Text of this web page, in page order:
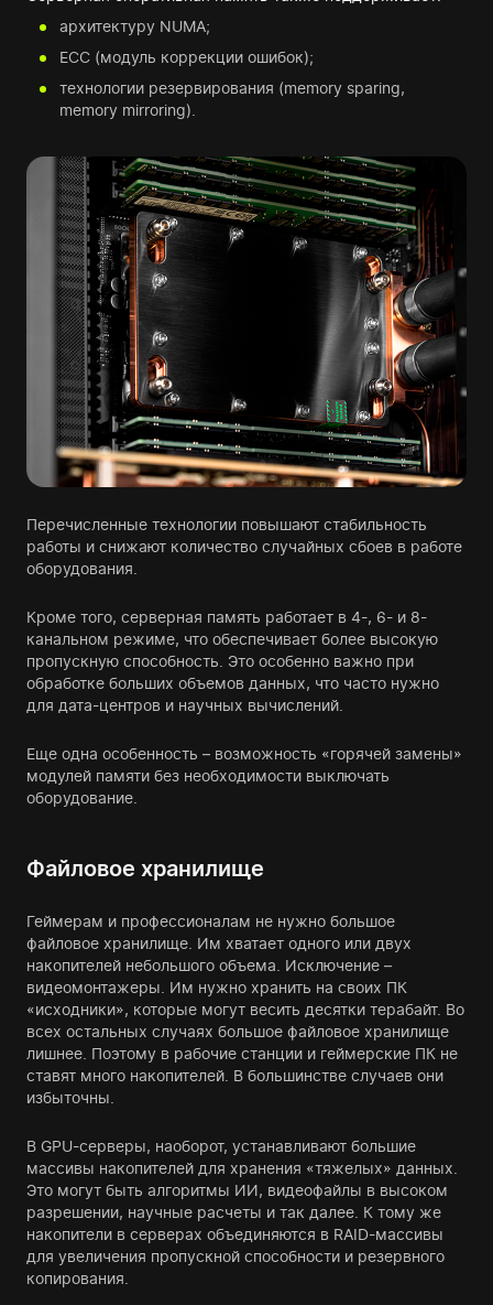
архитектуру NUMA;
ECC (модуль коррекции ошибок);
технологии резервирования (memory sparing,
memory mirroring).
Перечисленные технологии повышают стабильность
работы и снижают количество случайных сбоев в работе
оборудования.
Кроме того, серверная память работает в 4-, 6- и 8-
канальном режиме, что обеспечивает более высокую
пропускную способность. Это особенно важно при
обработке больших объемов данных, что часто нужно
для дата-центров и научных вычислений.
Еще одна особенность – возможность «горячей замены»
модулей памяти без необходимости выключать
оборудование.
Файловое хранилище
Геймерам и профессионалам не нужно большое
файловое хранилище. Им хватает одного или двух
накопителей небольшого объема. Исключение –
видеомонтажеры. Им нужно хранить на своих ПК
«исходники», которые могут весить десятки терабайт. Во
всех остальных случаях большое файловое хранилище
лишнее. Поэтому в рабочие станции и геймерские ПК не
ставят много накопителей. В большинстве случаев они
избыточны.
В GPU-серверы, наоборот, устанавливают большие
массивы накопителей для хранения «тяжелых» данных.
Это могут быть алгоритмы ИИ, видеофайлы в высоком
разрешении, научные расчеты и так далее. К тому же
накопители в серверах объединяются в RAID-массивы
для увеличения пропускной способности и резервного
копирования.